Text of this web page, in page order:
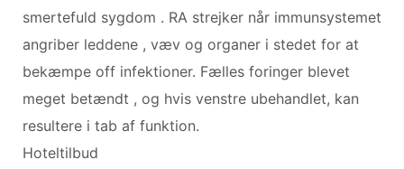
smertefuld sygdom . RA strejker når immunsystemet
angriber leddene , væv og organer i stedet for at
bekæmpe off infektioner. Fælles foringer blevet
meget betændt , og hvis venstre ubehandlet, kan
resultere i tab af funktion.
Hoteltilbud